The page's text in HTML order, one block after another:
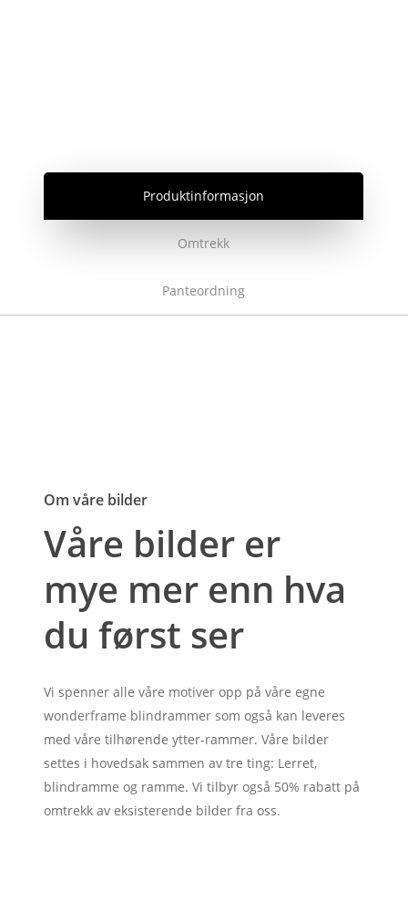
Produktinformasjon
Omtrekk
Panteordning
Om våre bilder
Våre bilder er
mye mer enn hva
du først ser
Vi spenner alle våre motiver opp på våre egne
wonderframe blindrammer som også kan leveres
med våre tilhørende ytter-rammer. Våre bilder
settes i hovedsak sammen av tre ting: Lerret,
blindramme og ramme. Vi tilbyr også 50% rabatt på
omtrekk av eksisterende bilder fra oss.